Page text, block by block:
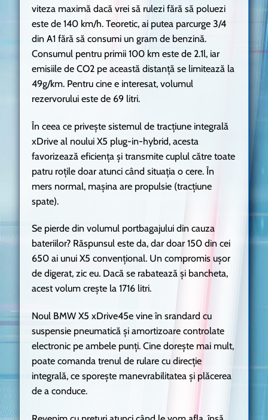
viteza maximă dacă vrei să rulezi fără să poluezi
este de 140 km/h. Teoretic, ai putea parcurge 3/4
din A1 fără să consumi un gram de benzină.
Consumul pentru primii 100 km este de 2.1l, iar
emisiile de CO2 pe această distanță se limitează la
49g/km. Pentru cine e interesat, volumul
rezervorului este de 69 litri.
În ceea ce privește sistemul de tracțiune integrală
xDrive al noului X5 plug-in-hybrid, acesta
favorizează eficiența și transmite cuplul către toate
patru roțile doar atunci când situația o cere. În
mers normal, mașina are propulsie (tracțiune
spate).
Se pierde din volumul portbagajului din cauza
bateriilor? Răspunsul este da, dar doar 150 din cei
650 ai unui X5 convențional. Un compromis ușor
de digerat, zic eu. Dacă se rabatează și bancheta,
acest volum crește la 1716 litri.
Noul BMW X5 xDrive45e vine în srandard cu
suspensie pneumatică și amortizoare controlate
electronic pe ambele punți. Cine dorește mai mult,
poate comanda trenul de rulare cu direcție
integrală, ce sporește manevrabilitatea și plăcerea
de a conduce.